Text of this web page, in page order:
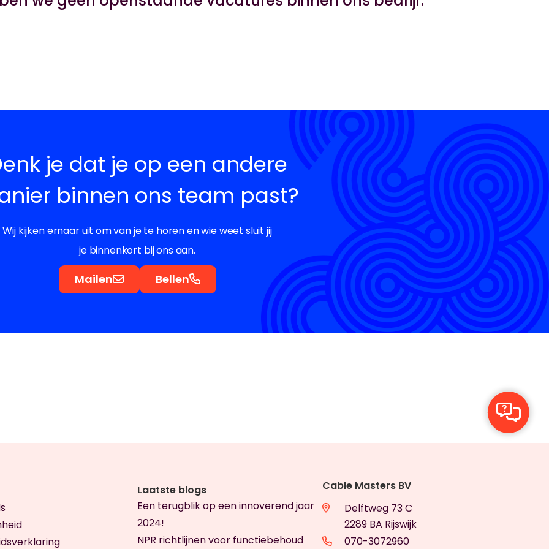
je dat je op een andere
binnen ons team past?
Wij kijken ernaar uit om van je te horen en wie weet sluit jij
je binnenkort bij ons aan.
Mailen Bellen
Laatste blogs
Een terugblik op een innoverend jaar
2024!
NPR richtlijnen voor functiebehoud
Cable Masters BV
Delftweg 73 C
2289 BA Rijswijk
070-3072960